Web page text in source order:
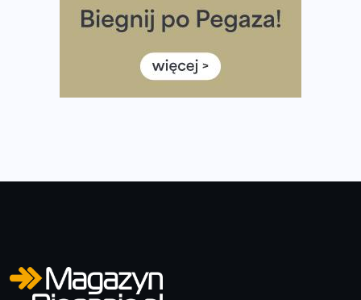
Rozbiegany Olsztyn szykuje się na weekend z
Już w tę sobotę 35. Bieg Powstania Warszawskiego.
Wystartuje rekordowa liczba uczestników